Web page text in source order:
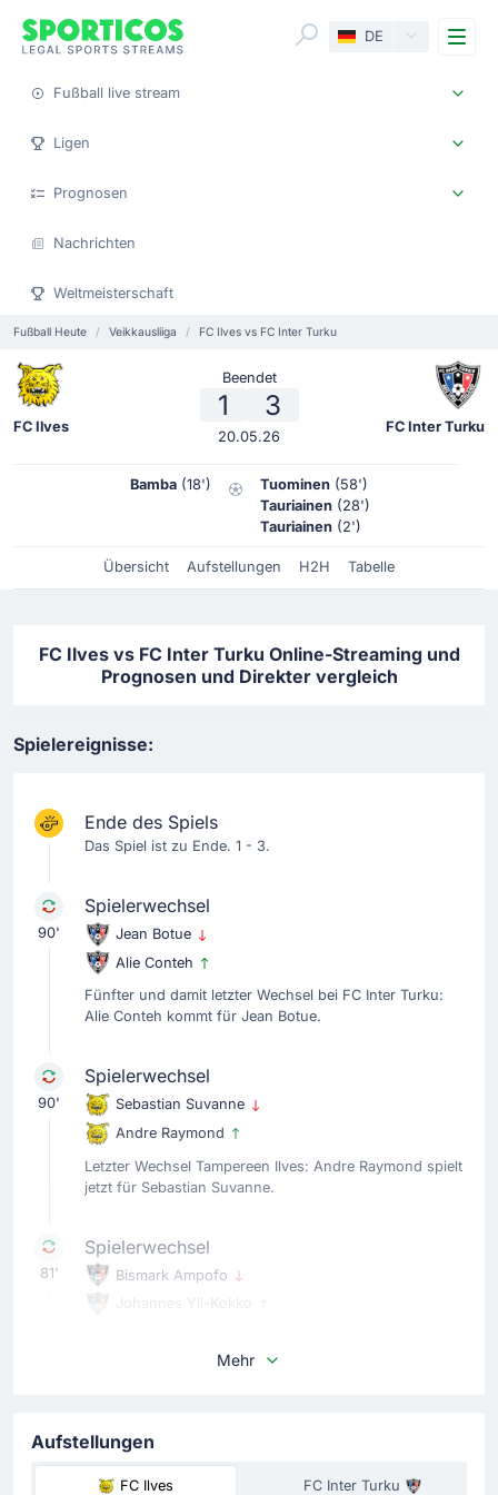
DE
Fußball live stream
Ligen
Prognosen
Nachrichten
Weltmeisterschaft
Fußball Heute Veikkausliiga FC Ilves vs FC Inter Turku
FC Ilves
Beendet
1 3
20.05.26
FC Inter Turku
Bamba (18') Tuominen (58')
Tauriainen (28')
Tauriainen (2')
Übersicht Aufstellungen H2H Tabelle
FC Ilves vs FC Inter Turku Online-Streaming und
Prognosen und Direkter vergleich
Spielereignisse:
Ende des Spiels
Das Spiel ist zu Ende. 1 - 3.
90'
Spielerwechsel
Jean Botue
Alie Conteh
Fünfter und damit letzter Wechsel bei FC Inter Turku:
Alie Conteh kommt für Jean Botue.
90'
Spielerwechsel
Sebastian Suvanne
Andre Raymond
Letzter Wechsel Tampereen Ilves: Andre Raymond spielt
jetzt für Sebastian Suvanne.
81'
Spielerwechsel
Bismark Ampofo
Johannes Yli-Kokko
Sie bringt Johannes Yli-Kokko für die verletzte Bismark
Spielerwechsel
Mehr
Aufstellungen
FC Ilves FC Inter Turku